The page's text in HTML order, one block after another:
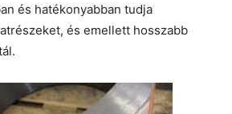
és hatékonyabban tudja
és emellett hosszabb